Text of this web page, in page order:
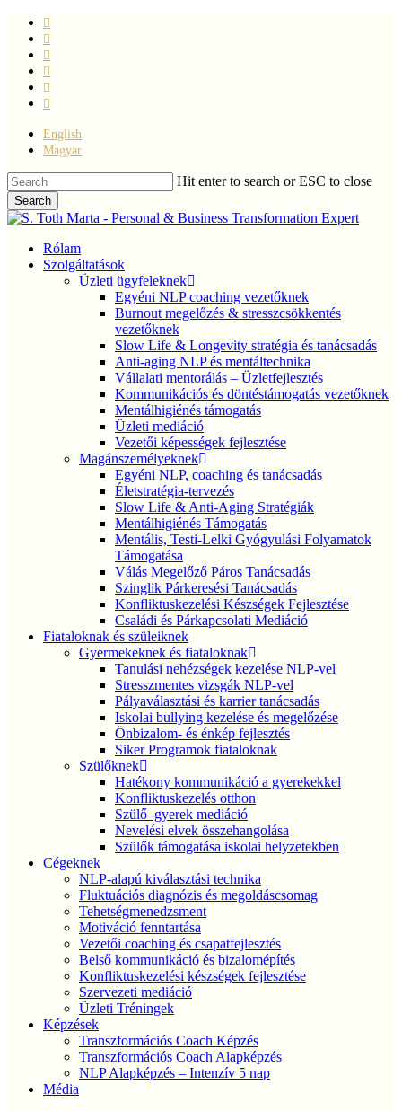
Skip
main
content
facebook
linkedin
youtube
instagram
phone
email
English
Magyar
Hit enter to search or ESC to close
Search
Close
Menu
Rólam
Szolgáltatások
Üzleti ügyfeleknek
Egyéni NLP coaching vezetőknek
Burnout megelőzés & stresszcsökkentés
vezetőknek
Slow Life & Longevity stratégia és tanácsadás
Anti-aging NLP és mentáltechnika
Vállalati mentorálás – Üzletfejlesztés
Kommunikációs és döntéstámogatás vezetőknek
Mentálhigiénés támogatás
Üzleti mediáció
Vezetői képességek fejlesztése
Magánszemélyeknek
Egyéni NLP, coaching és tanácsadás
Életstratégia-tervezés
Slow Life & Anti-Aging Stratégiák
Mentálhigiénés Támogatás
Mentális, Testi-Lelki Gyógyulási Folyamatok
Támogatása
Válás Megelőző Páros Tanácsadás
Szinglik Párkeresési Tanácsadás
Konfliktuskezelési Készségek Fejlesztése
Családi és Párkapcsolati Mediáció
Fiataloknak és szüleiknek
Gyermekeknek és fiataloknak
Tanulási nehézségek kezelése NLP-vel
Stresszmentes vizsgák NLP-vel
Pályaválasztási és karrier tanácsadás
Iskolai bullying kezelése és megelőzése
Önbizalom- és énkép fejlesztés
Siker Programok fiataloknak
Szülőknek
Hatékony kommunikáció a gyerekekkel
Konfliktuskezelés otthon
Szülő–gyerek mediáció
Nevelési elvek összehangolása
Szülők támogatása iskolai helyzetekben
Cégeknek
NLP-alapú kiválasztási technika
Fluktuációs diagnózis és megoldáscsomag
Tehetségmenedzsment
Motiváció fenntartása
Vezetői coaching és csapatfejlesztés
Belső kommunikáció és bizalomépítés
Konfliktuskezelési készségek fejlesztése
Szervezeti mediáció
Üzleti Tréningek
Képzések
Transzformációs Coach Képzés
Transzformációs Coach Alapképzés
NLP Alapképzés – Intenzív 5 nap
Média